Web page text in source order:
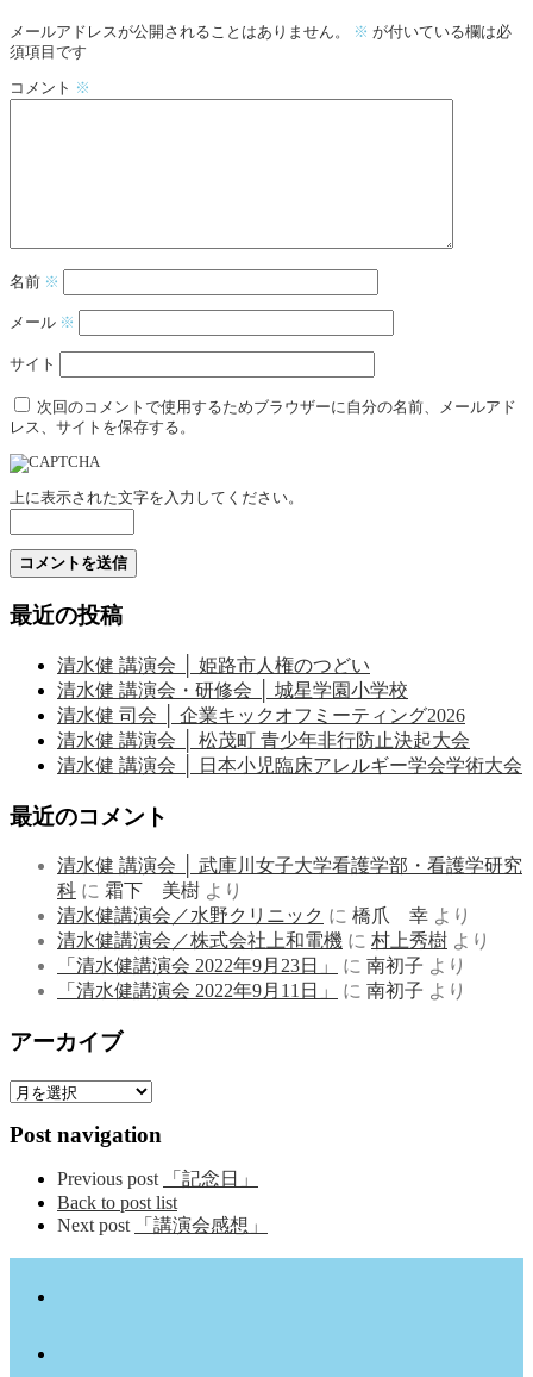
メールアドレスが公開されることはありません。 ※ が付いている欄は必
須項目です
コメント ※
名前 ※
メール ※
サイト
次回のコメントで使用するためブラウザーに自分の名前、メールアド
レス、サイトを保存する。
上に表示された文字を入力してください。
最近の投稿
清水健 講演会 │ 姫路市人権のつどい
清水健 講演会・研修会 │ 城星学園小学校
清水健 司会 │ 企業キックオフミーティング2026
清水健 講演会 │ 松茂町 青少年非行防止決起大会
清水健 講演会 │ 日本小児臨床アレルギー学会学術大会
最近のコメント
清水健 講演会 │ 武庫川女子大学看護学部・看護学研究
科 に 霜下 美樹 より
清水健講演会／水野クリニック に 橋爪 幸 より
清水健講演会／株式会社上和電機 に 村上秀樹 より
「清水健講演会 2022年9月23日」
に 南初子 より
「清水健講演会 2022年9月11日」
に 南初子 より
アーカイブ
ア
カ
Post navigation
Previous post
「記念日」
Back to post list
Next post
「講演会感想」